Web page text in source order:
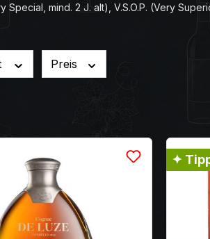
Special, mind. 2 J. alt), V.S.O.P. (Very
Preis
✦